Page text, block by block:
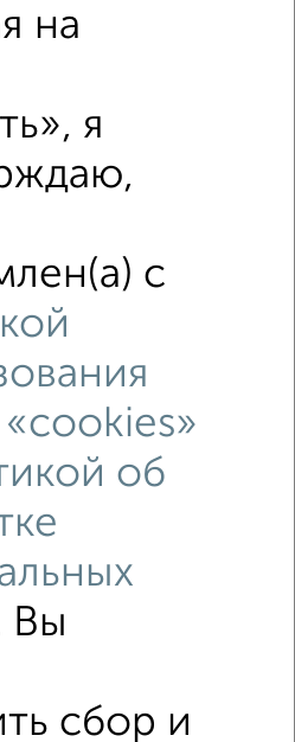
76 с ценой ниже
на
я
с
об
Вы
сбор и